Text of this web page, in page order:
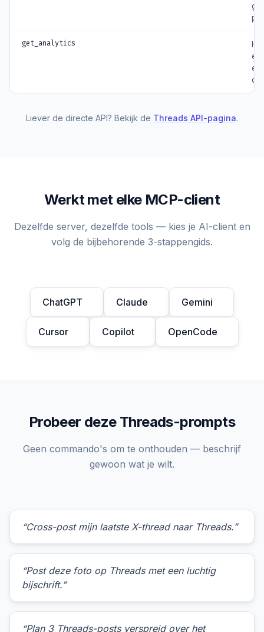
get_analytics
en
op
Liever de directe API? Bekijk de Threads API-pagina.
Werkt met elke MCP-client
Dezelfde server, dezelfde tools — kies je AI-client en
volg de bijbehorende 3-stappengids.
ChatGPT Claude Gemini
Cursor Copilot OpenCode
Probeer deze Threads-prompts
Geen commando's om te onthouden — beschrijf
gewoon wat je wilt.
“Cross-post mijn laatste X-thread naar Threads.”
“Post deze foto op Threads met een luchtig
bijschrift.”
“Plan 3 Threads-posts verspreid over het